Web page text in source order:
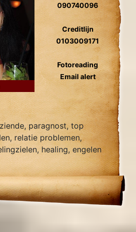
090740096
Creditlijn
0103009171
Fotoreading
Email alert
paragnost, top
relatie problemen,
healing, engelen